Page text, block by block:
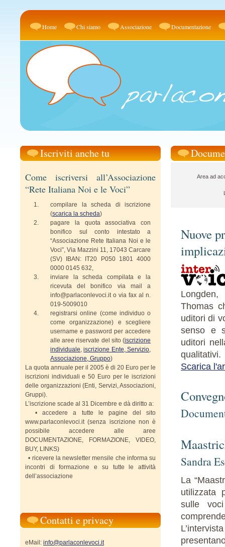
Home Chi siamo Associazione Documentazione
Area ad
Nuove
Thomas
uditori di
senso e
uditori
qualitativi.
Scarica
Sandra
La
utilizzata
sulle
Iscriviti anche tu
Come iscriversi all’Associazione
“Rete Italiana Noi e le Voci”
compilare la scheda di iscrizione
(scarica la scheda)
pagare la quota associativa con
bonifico sul conto intestato a
“Associazione Rete Italiana Noi e le
Voci”, Via Mazzini 11, 17043 Carcare
(SV) IBAN: IT20 P050 1801 4000
0000 0145 632,
inviare la scheda compilata e la
ricevuta del bonifico via mail a
info@parlaconlevoci.it o via fax al n.
019-5009010
registrarsi online (come individuo o
come organizzazione) e scegliere
username e password per accedere
alle aree riservate del sito (iscrizione
individuale,iscrizione Ente, Servizio,
Associazione, Gruppo)
La quota annuale per il 2005 è di 20 Euro per le
iscrizioni individuali e 50 Euro per le iscrizioni
delle organizzazioni (Enti, Servizi, Associazioni,
Gruppi).
L’iscrizione scade al 31 Dicembre e dà diritto a:
• accedere a tutte le pagine del sito
www.parlaconlevoci.it (senza iscrizione non è
possibile accedere alle aree
DOCUMENTAZIONE, FORMAZIONE, VIDEO,
BUY, LINKS)
• ricevere la newsletter mensile che informa su
incontri di formazione e su tutte le attività
dell’associazione
Contatti e privacy
eMail: info@parlaconlevoci.it